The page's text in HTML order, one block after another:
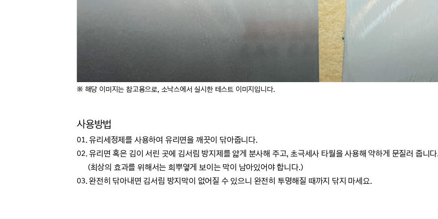
※ 해당 이미지는 참고용으로, 소낙스에서 실시한 테스트 이미지입니다.
사용방법
01. 유리세정제를 사용하여 유리면을 깨끗이 닦아줍니다.
02. 유리면 혹은 김이 서린 곳에 김서림 방지제를 얇게 분사해 주고, 초극세사 타월을 사용해 약하게 문질러 줍니
(최상의 효과를 위해서는 희뿌옇게 보이는 막이 남아있어야 합니다.)
03. 완전히 닦아내면 김서림 방지막이 없어질 수 있으니 완전히 투명해질 때까지 닦지 마세요.